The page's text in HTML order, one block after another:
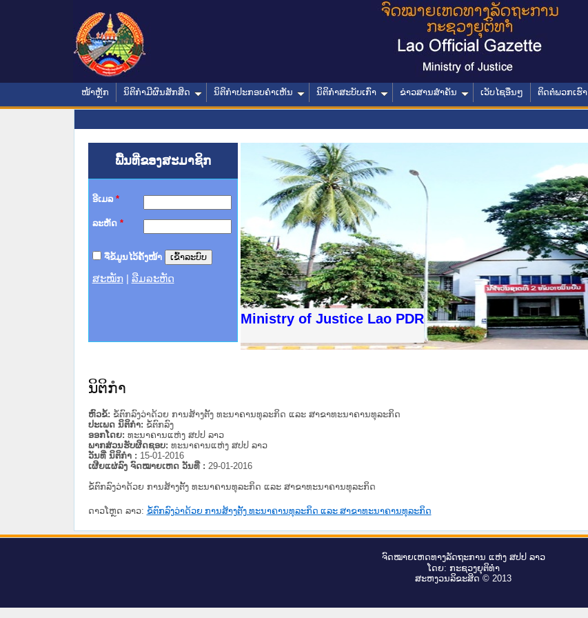
ໜ້າຫຼັກ ນິຕິກໍາມີຜົນສັກສິດ ນິຕິກໍາປະກອບຄໍາເຫັນ ນິຕິກໍາສະບັບເກົ່າ ຂ່າວສານສໍາຄັນ ເວັບໄຊອື່ນໆ ຕິດຕໍ່ພວກເຮົາ
ພື້ນທີ່ຂອງສະມາຊິກ
ອີເມລ *
ລະຫັດ *
ຈື່ຂໍ້ມູນໄວ້ຄັ້ງໜ້າ
ສະໝັກ ລືມລະຫັດ
Ministry of Justice Lao PDR
ານສະພາປະຊາຊົນ ພາກເໜືອ
ທາງລັດຖະການ
ສຳລັບ ພາກກາງ
ສຳລັບ ພາກໃຕ້
ວິທະຍາຄານຕຳຫຼວດປະຊາຊົນ
ວິທະຍາຄານສັນຕິບານປະຊາຊົນ
ຂັ້ນແຂວງພາກເໜືອ
ານສະພາປະຊາຊົນ ພາກກາງ
ນິຕິກໍາ
ຫົວຂໍ້: ຂໍ້​ຕົກ​ລົງ​ວ່າ​ດ້ວຍ ການ​ສ້າງ​ຕັ້ງ​ ທະ​ນາ​ຄານ​ທຸ​ລະ​ກິດ ແລະ ສາ​ຂາ​ທະ​ນາ​ຄານ​ທຸ​ລະ​ກິດ
ປະເພດ ນິຕິກໍາ: ຂໍ້ຕົກລົງ
ອອກໂດຍ: ທະນາຄານແຫ່ງ ສປປ ລາວ
ພາກສ່ວນຮັບຜິດຊອບ: ທະນາຄານແຫ່ງ ສປປ ລາວ
ວັນທີ່ ນິຕິກໍາ : 15-01-2016
ເຜີຍແຜ່ລົງ ຈົດໝາຍເຫດ ວັນທີ່ : 29-01-2016
ຂໍ້​ຕົກ​ລົງ​ວ່າ​ດ້ວຍ ການ​ສ້າງ​ຕັ້ງ​ ທະ​ນາ​ຄານ​ທຸ​ລະ​ກິດ ແລະ ສາ​ຂາ​ທະ​ນາ​ຄານ​ທຸ​ລະ​ກິດ
ດາວໂຫຼດ ລາວ: ຂໍ້​ຕົກ​ລົງ​ວ່າ​ດ້ວຍ ການ​ສ້າງ​ຕັ້ງ​ ທະ​ນາ​ຄານ​ທຸ​ລະ​ກິດ ແລະ ສາ​ຂາ​ທະ​ນາ​ຄານ​ທຸ​ລະ​ກິດ
ຈົດ​ໝາຍ​ເຫດ​ທາງ​ລັດ​ຖະ​ການ ແຫ່ງ ສ​ປ​ປ ລາວ
ໂດຍ: ກະ​ຊວງຍຸ​ຕິ​ທຳ
ສະ​ຫງວນ​ລິ​ຂະ​ສິດ © 2013